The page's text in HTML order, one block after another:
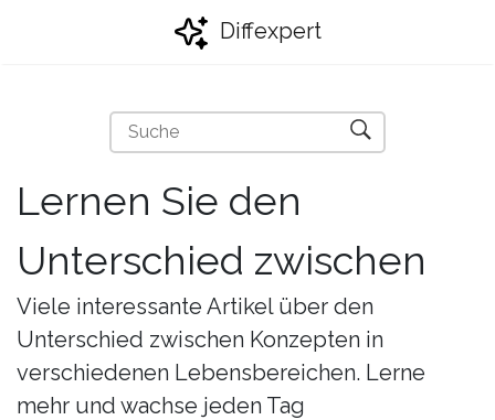
Diffexpert
Lernen Sie den
Unterschied zwischen
Viele interessante Artikel über den
Unterschied zwischen Konzepten in
verschiedenen Lebensbereichen. Lerne
mehr und wachse jeden Tag